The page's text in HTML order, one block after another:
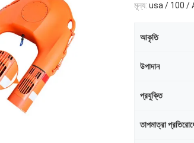
মূল্য: usa / 100 /
আকৃতি
উপাদান
প্রযুক্তি
তাপমাত্রা